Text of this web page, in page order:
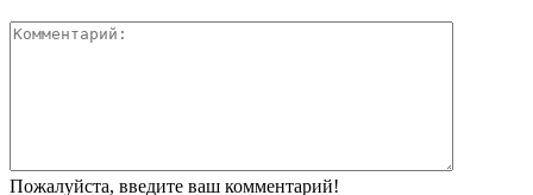
Пожалуйста, введите ваш комментарий!